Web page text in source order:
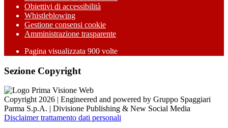
Obiettivi di accessibilità
Whistleblowing
Gestione consensi cookie
Amministrazione trasparente
Pagina visualizzata 900 volte
Sezione Copyright
Copyright 2026 | Engineered and powered by Gruppo Spaggiari
Parma S.p.A. | Divisione Publishing & New Social Media
Disclaimer trattamento dati personali